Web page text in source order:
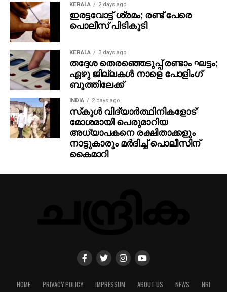
KERALA 2 days ago
ഇരട്ടവോട്ട് ശ്രമം; രണ്ട് പേരെ
പൊലീസ് പിടികൂടി
KERALA 3 days ago
തദ്ദേശ തെരഞ്ഞെടുപ്പ് രണ്ടാം ഘട്ടം;
ഏഴു ജില്ലകള്‍ നാളെ പോളിംഗ്
ബൂത്തിലേക്ക്
INDIA 2 days ago
സ്‌കൂള്‍ വിദ്യാര്‍ത്ഥിനികളോട്
മോശമായി പെരുമാറിയ
അധ്യാപകനെ രക്ഷിതാക്കളും
നാട്ടുകാരും മര്‍ദിച്ച് പൊലീസിന്
കൈമാറി
HOME PRIVACY POLICY IMPRESSUM ABOUT US NEWS NRI